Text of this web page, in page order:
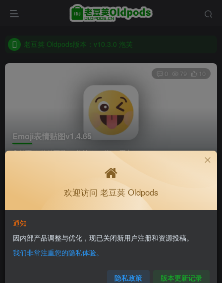
老豆荚 Oldpods版本：v10.3.0 泡芙
老豆荚 Oldpods版本：v10.3.0 泡芙
Emoji表情贴图v1.4.65
首页 软件下载 分类 32位 正文
0 79 10
2个月前更新
软件信息
兼容版本：安卓7.0+
欢迎访问 老豆荚 Oldpods
通知
因内部产品调整与优化，现已关闭新用户注册和资源投稿。
我们非常注重您的隐私体验。
隐私政策 版本更新记录